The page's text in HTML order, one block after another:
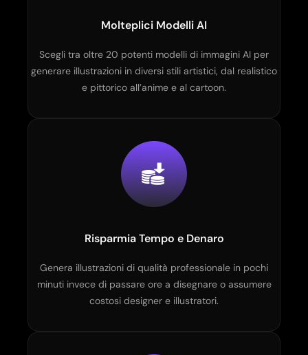
Molteplici Modelli AI
Scegli tra oltre 20 potenti modelli di immagini AI per
generare illustrazioni in diversi stili artistici, dal realistico
e pittorico all’anime e al cartoon.
Risparmia Tempo e Denaro
Genera illustrazioni di qualità professionale in pochi
minuti invece di passare ore a disegnare o assumere
costosi designer e illustratori.